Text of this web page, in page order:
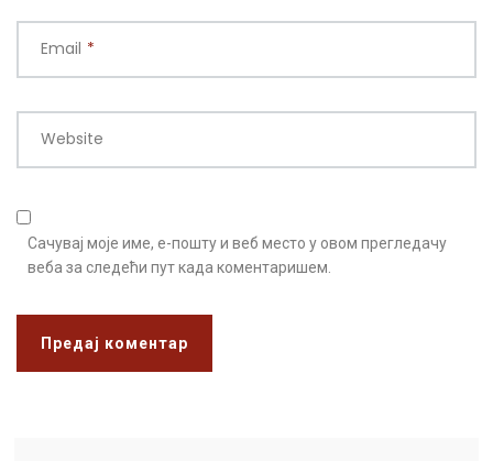
Email *
Website
Сачувај моје име, е-пошту и веб место у овом прегледачу
веба за следећи пут када коментаришем.